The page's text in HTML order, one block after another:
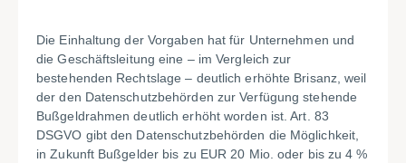
Die Einhaltung der Vorgaben hat für Unternehmen und
die Geschäftsleitung eine – im Vergleich zur
bestehenden Rechtslage – deutlich erhöhte Brisanz, weil
der den Datenschutzbehörden zur Verfügung stehende
Bußgeldrahmen deutlich erhöht worden ist. Art. 83
DSGVO gibt den Datenschutzbehörden die Möglichkeit,
in Zukunft Bußgelder bis zu EUR 20 Mio. oder bis zu 4 %